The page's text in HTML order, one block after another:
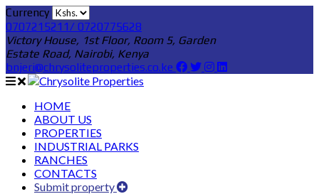
Currency
0707215211/ 0720775628
Victory House, 1st Floor, Room 5, Garden
Estate Road, Nairobi, Kenya
bnjeri@chrysoliteproperties.co.ke
HOME
ABOUT US
PROPERTIES
INDUSTRIAL PARKS
RANCHES
CONTACTS
Submit property